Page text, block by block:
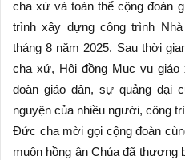
cha xứ và toàn thể cộng đoàn
trình xây dựng công trình
tháng 8 năm 2025. Sau thời
cha xứ, Hội đồng Mục vụ giáo
đoàn giáo dân, sự quảng đại
nguyện của nhiều người, công
Đức cha mời gọi cộng đoàn
muôn hồng ân Chúa đã thương